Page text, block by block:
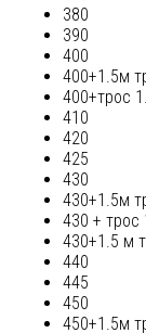
380
390
400
400+1.5м
400+трос
410
420
425
430
430+1.5м
430 + трос
430+1.5 м
440
445
450
450+1.5м